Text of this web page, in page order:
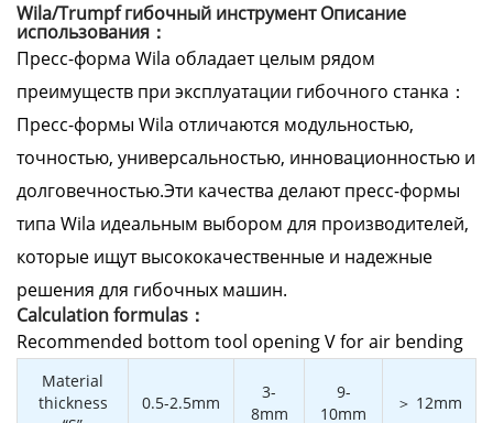
Wila/Trumpf гибочный инструмент Описание
использования：
Пресс-форма Wila обладает целым рядом
преимуществ при эксплуатации гибочного станка：
Пресс-формы Wila отличаются модульностью,
точностью, универсальностью, инновационностью и
долговечностью.Эти качества делают пресс-формы
типа Wila идеальным выбором для производителей,
которые ищут высококачественные и надежные
решения для гибочных машин.
Calculation formulas：
Recommended bottom tool opening V for air bending
Material
thickness
0.5-2.5mm
3-
8mm
9-
10mm
＞ 12mm